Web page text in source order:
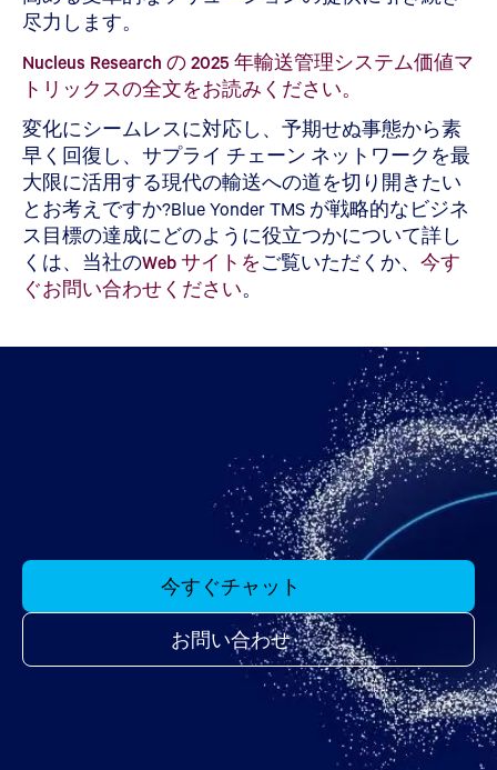
尽力します。
Nucleus Research の 2025 年輸送管理システム価値マ
トリックスの全文をお読みください。
変化にシームレスに対応し、予期せぬ事態から素
早く回復し、サプライ チェーン ネットワークを最
大限に活用する現代の輸送への道を切り開きたい
とお考えですか?Blue Yonder TMS が戦略的なビジネ
ス目標の達成にどのように役立つかについて詳し
くは、当社のWeb サイトをご覧いただくか、 今す
ぐお問い合わせください。
今すぐチャット
お問い合わせ